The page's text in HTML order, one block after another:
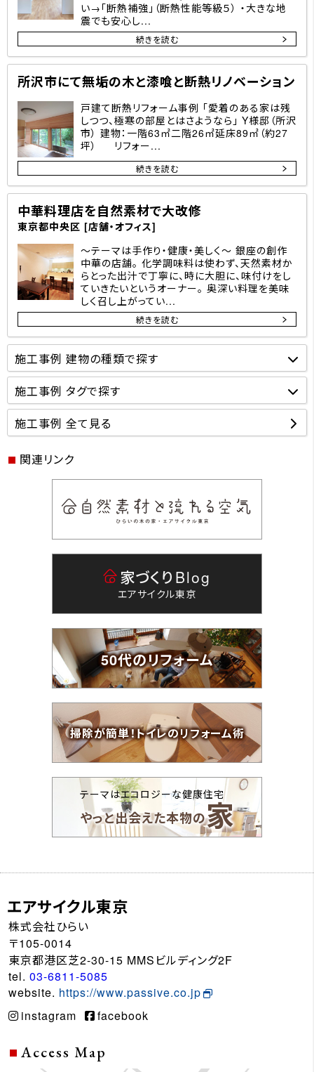
い→「断熱補強」（断熱性能等級５） ・大きな地
震でも安心し...
続きを読む
所沢市にて無垢の木と漆喰と断熱リノベーション
戸建て断熱リフォーム事例 「愛着のある家は残
しつつ、極寒の部屋とはさようなら」 Y様邸（所沢
市） 建物：一階63㎡二階26㎡延床89㎡（約27
坪） リフォー...
続きを読む
中華料理店を自然素材で大改修
東京都中央区 [店舗・オフィス]
～テーマは手作り・健康・美しく～ 銀座の創作
中華の店舗。 化学調味料は使わず、天然素材か
らとった出汁で丁寧に、時に大胆に、味付けをし
ていきたいというオーナー。 奥深い料理を美味
しく召し上がってい...
続きを読む
施工事例 建物の種類で探す
施工事例 タグで探す
施工事例 全て見る
関連リンク
家づくり Blog
エアサイクル東京
50代のリフォーム
掃除が簡単！トイレのリフォーム術
テーマはエコロジーな健康住宅
やっと出会えた本物の家
エアサイクル東京
株式会社ひらい
〒105-0014
東京都港区芝2-30-15 MMSビルディング2F
tel. 03-6811-5085
website. https://www.passive.co.jp
instagram
facebook
Access Map